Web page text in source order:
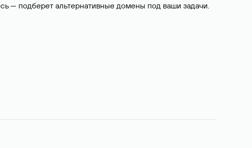
— подберет альтернативные домены под ваши задачи.